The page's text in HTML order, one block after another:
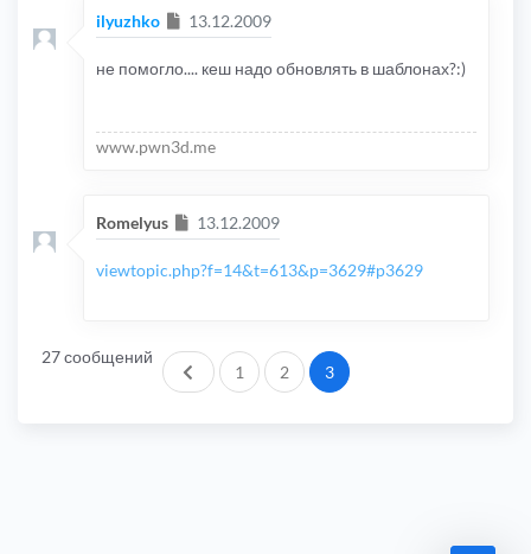
ilyuzhko Сообщение
13.12.2009
не помогло.... кеш надо обновлять в шаблонах?:)
www.pwn3d.me
Romelyus Сообщение
13.12.2009
viewtopic.php?f=14&t=613&p=3629#p3629
27 сообщений
Пред.1 2 3